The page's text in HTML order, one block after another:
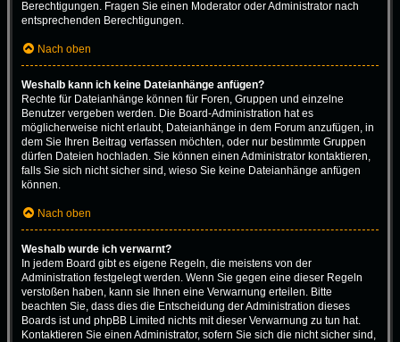
Berechtigungen. Fragen Sie einen Moderator oder Administrator nach
entsprechenden Berechtigungen.
Nach oben
Weshalb kann ich keine Dateianhänge anfügen?
Rechte für Dateianhänge können für Foren, Gruppen und einzelne
Benutzer vergeben werden. Die Board-Administration hat es
möglicherweise nicht erlaubt, Dateianhänge in dem Forum anzufügen, in
dem Sie Ihren Beitrag verfassen möchten, oder nur bestimmte Gruppen
dürfen Dateien hochladen. Sie können einen Administrator kontaktieren,
falls Sie sich nicht sicher sind, wieso Sie keine Dateianhänge anfügen
können.
Nach oben
Weshalb wurde ich verwarnt?
In jedem Board gibt es eigene Regeln, die meistens von der
Administration festgelegt werden. Wenn Sie gegen eine dieser Regeln
verstoßen haben, kann sie Ihnen eine Verwarnung erteilen. Bitte
beachten Sie, dass dies die Entscheidung der Administration dieses
Boards ist und phpBB Limited nichts mit dieser Verwarnung zu tun hat.
Kontaktieren Sie einen Administrator, sofern Sie sich die nicht sicher sind,